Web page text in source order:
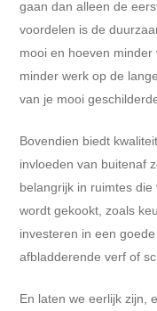
gaan dan alleen de
voordelen is de
mooi en hoeven
minder werk op de
van je mooi
Bovendien biedt
invloeden van buitenaf
belangrijk in ruimtes
wordt gekookt, zoals
investeren in een
afbladderende verf of
En laten we eerlijk zijn,